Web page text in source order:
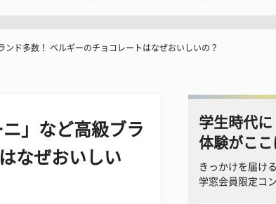
ンド多数！ ベルギーのチョコレートはなぜおいしいの？
」など高級ブラ
なぜおいしい
学生時代
体験がここ
きっかけを届ける
学窓会員限定コ